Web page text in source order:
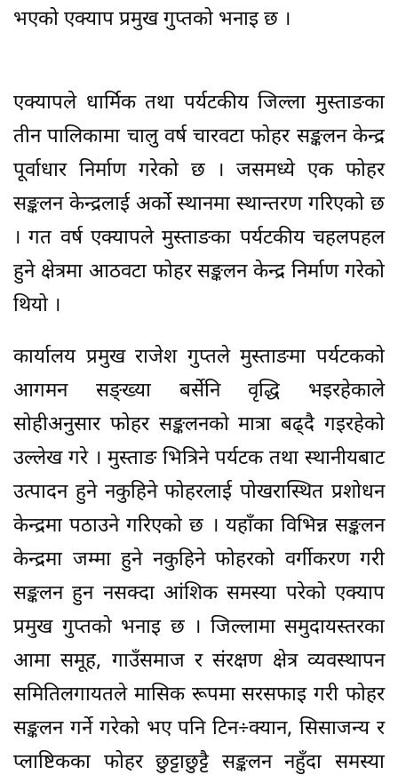
भएको एक्याप प्रमुख गुप्तको भनाइ छ ।
एक्यापले धार्मिक तथा पर्यटकीय जिल्ला मुस्ताङका
तीन पालिकामा चालु वर्ष चारवटा फोहर सङ्कलन केन्द्र
पूर्वाधार निर्माण गरेको छ । जसमध्ये एक फोहर
सङ्कलन केन्द्रलाई अर्को स्थानमा स्थान्तरण गरिएको छ
। गत वर्ष एक्यापले मुस्ताङका पर्यटकीय चहलपहल
हुने क्षेत्रमा आठवटा फोहर सङ्कलन केन्द्र निर्माण गरेको
थियो ।
कार्यालय प्रमुख राजेश गुप्तले मुस्ताङमा पर्यटकको
आगमन सङ्ख्या बर्सेनि वृद्धि भइरहेकाले
सोहीअनुसार फोहर सङ्कलनको मात्रा बढ्दै गइरहेको
उल्लेख गरे । मुस्ताङ भित्रिने पर्यटक तथा स्थानीयबाट
उत्पादन हुने नकुहिने फोहरलाई पोखरास्थित प्रशोधन
केन्द्रमा पठाउने गरिएको छ । यहाँका विभिन्न सङ्कलन
केन्द्रमा जम्मा हुने नकुहिने फोहरको वर्गीकरण गरी
सङ्कलन हुन नसक्दा आंशिक समस्या परेको एक्याप
प्रमुख गुप्तको भनाइ छ । जिल्लामा समुदायस्तरका
आमा समूह, गाउँसमाज र संरक्षण क्षेत्र व्यवस्थापन
समितिलगायतले मासिक रूपमा सरसफाइ गरी फोहर
सङ्कलन गर्ने गरेको भए पनि टिन÷क्यान, सिसाजन्य र
प्लाष्टिकका फोहर छुट्टाछुट्टै सङ्कलन नहुँदा समस्या